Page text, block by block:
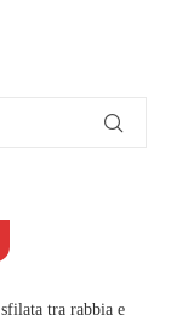
tra rabbia e